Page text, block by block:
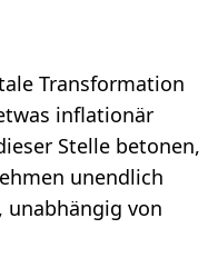
Transformation
inflationär
Stelle betonen,
unendlich
von